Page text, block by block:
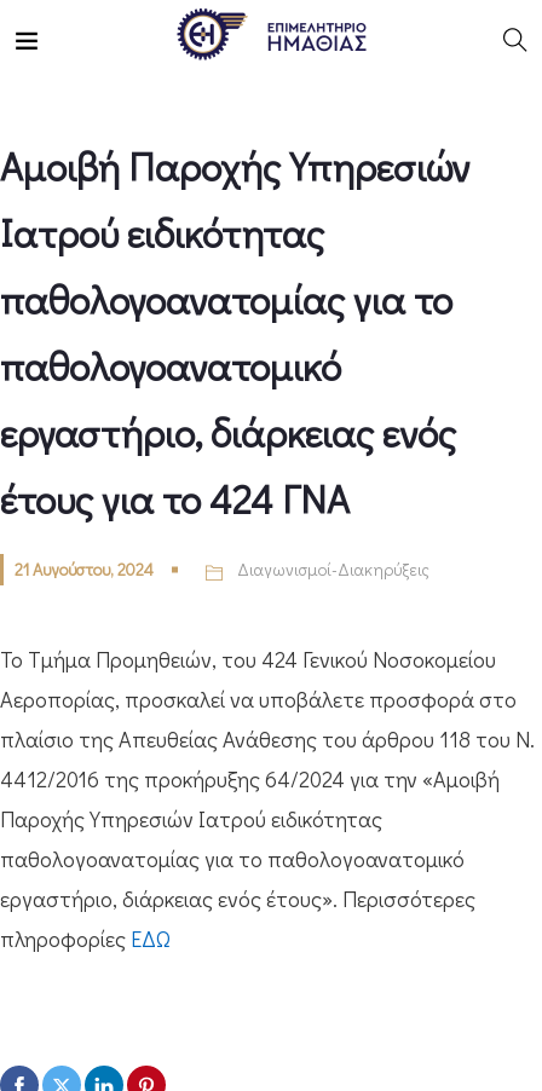
Αμοιβή Παροχής Υπηρεσιών
Ιατρού ειδικότητας
παθολογοανατομίας για το
παθολογοανατομικό
εργαστήριο, διάρκειας ενός
έτους για το 424 ΓΝΑ
21 Αυγούστου, 2024 Διαγωνισμοί-Διακηρύξεις
Το Τμήμα Προμηθειών, του 424 Γενικού Νοσοκομείου
Αεροπορίας, προσκαλεί να υποβάλετε προσφορά στο
πλαίσιο της Απευθείας Ανάθεσης του άρθρου 118 του Ν.
4412/2016 της προκήρυξης 64/2024 για την «Αμοιβή
Παροχής Υπηρεσιών Ιατρού ειδικότητας
παθολογοανατομίας για το παθολογοανατομικό
εργαστήριο, διάρκειας ενός έτους». Περισσότερες
πληροφορίες ΕΔΩ